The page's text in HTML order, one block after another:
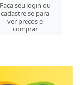
Faça seu login ou
cadastre-se para
ver preços e
comprar